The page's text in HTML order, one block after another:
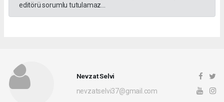
editörü sorumlu tutulamaz...
Nevzat Selvi
nevzatselvi37@gmail.com